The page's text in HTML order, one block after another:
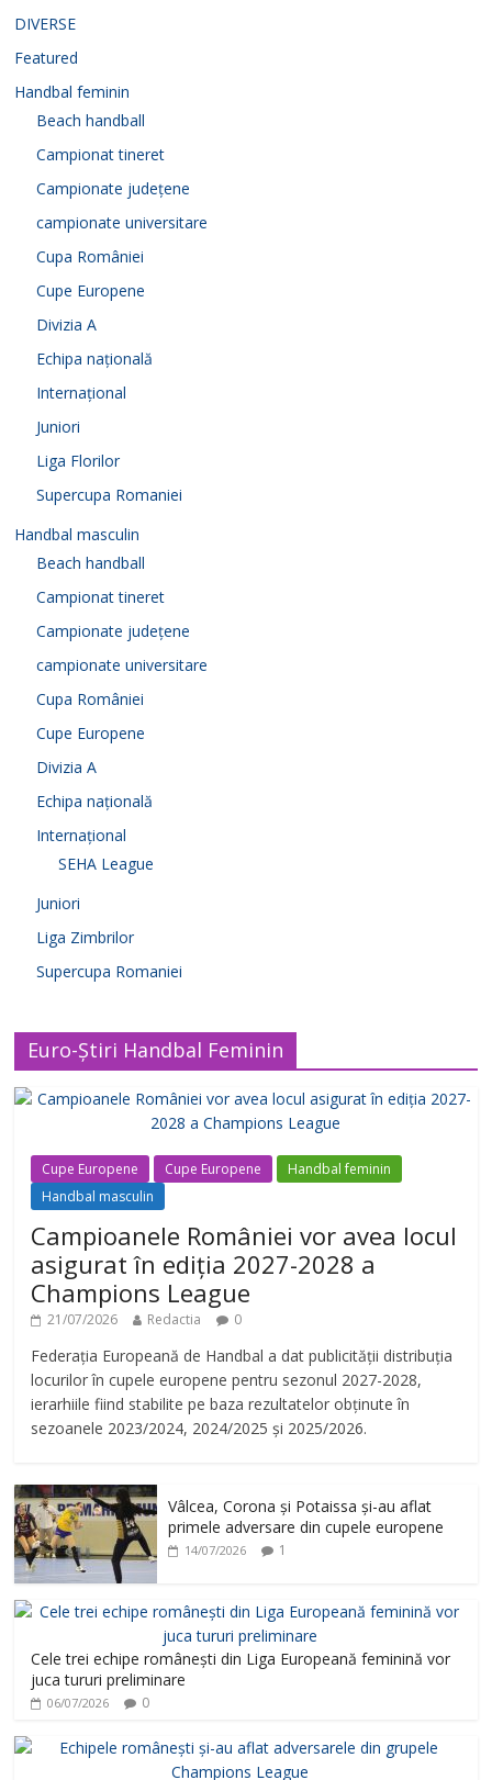
DIVERSE
Featured
Handbal feminin
Beach handball
Campionat tineret
Campionate județene
campionate universitare
Cupa României
Cupe Europene
Divizia A
Echipa națională
Internațional
Juniori
Liga Florilor
Supercupa Romaniei
Handbal masculin
Beach handball
Campionat tineret
Campionate județene
campionate universitare
Cupa României
Cupe Europene
Divizia A
Echipa națională
Internațional
SEHA League
Juniori
Liga Zimbrilor
Supercupa Romaniei
Euro-Știri Handbal Feminin
Cupe Europene Cupe Europene
Handbal feminin
Handbal masculin
Campioanele României vor avea locul
asigurat în ediția 2027-2028 a
Champions League
21/07/2026 Redactia 0
Federația Europeană de Handbal a dat publicității distribuția
locurilor în cupele europene pentru sezonul 2027-2028,
ierarhiile fiind stabilite pe baza rezultatelor obținute în
sezoanele 2023/2024, 2024/2025 și 2025/2026.
Vâlcea, Corona și Potaissa și-au aflat
primele adversare din cupele europene
14/07/2026 1
Cele trei echipe românești din Liga Europeană feminină vor
juca tururi preliminare
06/07/2026 0